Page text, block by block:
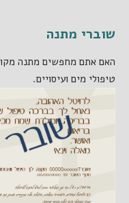
שוברי מתנה
האם אתם מחפשים מתנה
טיפולי מים ועיסויים.